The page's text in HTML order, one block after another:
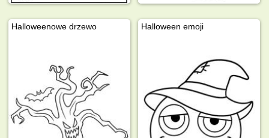
Halloweenowe drzewo Halloween emoji